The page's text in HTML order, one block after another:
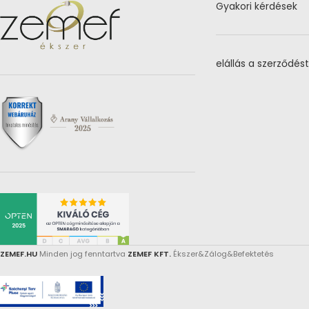
Gyakori kérdések
elállás a
ZEMEF.HU Minden jog fenntartva ZEMEF KFT. Ékszer&Zálog&Befektetés